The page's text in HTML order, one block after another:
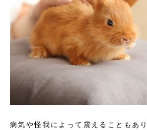
病気や怪我によって震えることもあ